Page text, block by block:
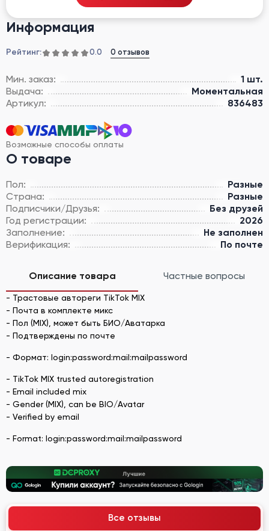
Информация
Рейтинг: 0.0 0 отзывов
Мин. заказ:
1 шт.
Выдача:
Моментальная
Артикул:
836483
Возможные способы оплаты
О товаре
Пол:
Разные
Страна:
Разные
Подписчики/Друзья:
Без друзей
Год регистрации:
2026
Заполнение:
Не заполнен
Верификация:
По почте
Описание товара Частные вопросы
- Трастовые автореги TikTok MIX
- Почта в комплекте микс
- Пол (MIX), может быть БИО/Аватарка
- Подтверждены по почте
- Формат: login:password:mail:mailpassword
- TikTok MIX trusted autoregistration
- Email included mix
- Gender (MIX), can be BIO/Avatar
- Verified by email
- Format: login:password:mail:mailpassword
Все отзывы